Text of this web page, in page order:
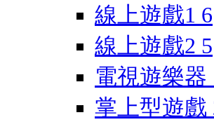
線上遊戲1 6
線上遊戲2 5
電視遊樂器
掌上型遊戲